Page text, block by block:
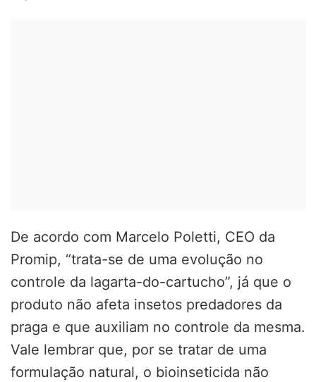
De acordo com Marcelo Poletti, CEO da
Promip, “trata-se de uma evolução no
controle da lagarta-do-cartucho”, já que o
produto não afeta insetos predadores da
praga e que auxiliam no controle da mesma.
Vale lembrar que, por se tratar de uma
formulação natural, o bioinseticida não